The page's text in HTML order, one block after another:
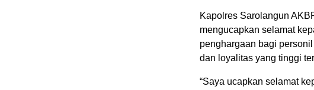
Kapolres Sarolangun
mengucapkan selamat
penghargaan bagi
dan loyalitas yang tinggi
“Saya ucapkan selamat